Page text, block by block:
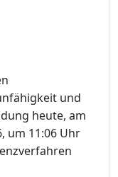
und
heute, am
um 11:06 Uhr